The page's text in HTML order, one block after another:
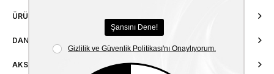
ÜRÜN ÖZELLIKLERI
DANIŞMA HATTI
AKSESUAR ONARIMI